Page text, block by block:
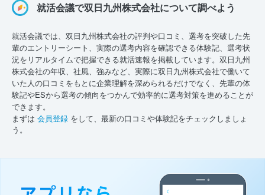
就活会議で双日九州株式会社について調べよう
就活会議では、双日九州株式会社の評判や口コミ、選考を突破した先
輩のエントリーシート、実際の選考内容を確認できる体験記、選考状
況をリアルタイムで把握できる就活速報を掲載しています。双日九州
株式会社の年収、社風、強みなど、実際に双日九州株式会社で働いて
いた人の口コミをもとに企業理解を深められるだけでなく、先輩の体
験記やESから選考の傾向をつかんで効率的に選考対策を進めることが
できます。
まずは 会員登録 をして、最新の口コミや体験記をチェックしましょ
う。